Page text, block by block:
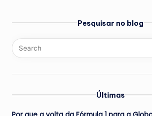
Pesquisar no blog
Últimas